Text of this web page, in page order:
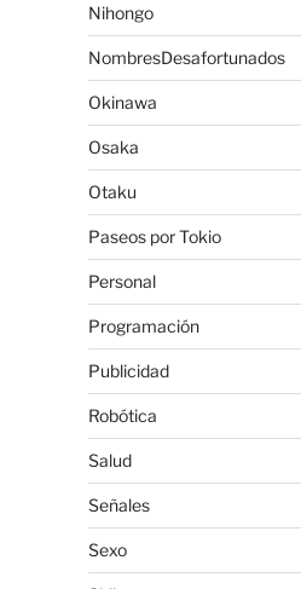
Nihongo
NombresDesafortunados
Okinawa
Osaka
Otaku
Paseos por Tokio
Personal
Programación
Publicidad
Robótica
Salud
Señales
Sexo